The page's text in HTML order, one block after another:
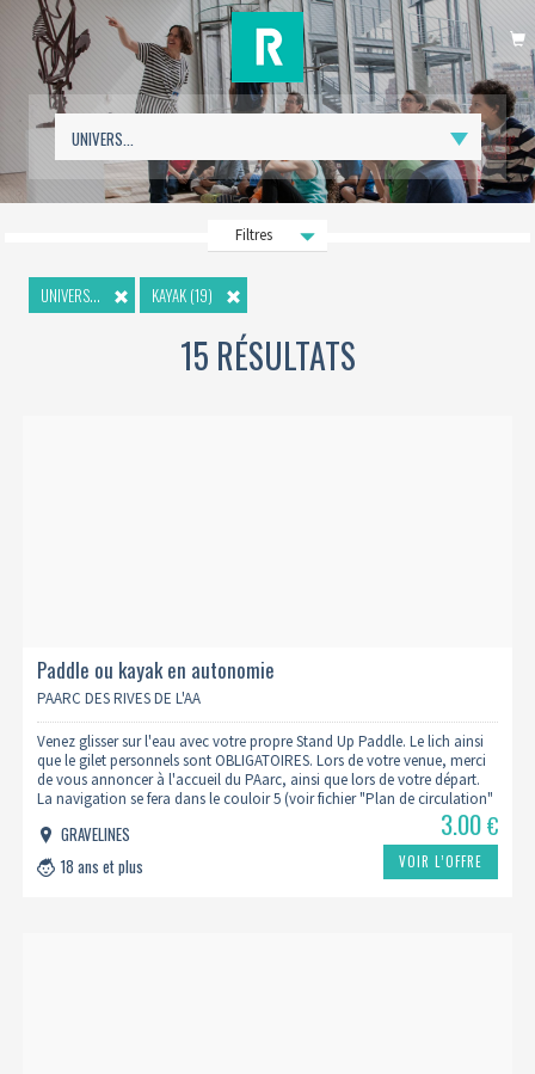
Filtres
UNIVERS... KAYAK (19)
15 RÉSULTATS
Paddle ou kayak en autonomie
PAARC DES RIVES DE L'AA
Venez glisser sur l'eau avec votre propre Stand Up Paddle. Le lich ainsi
que le gilet personnels sont OBLIGATOIRES. Lors de votre venue, merci
de vous annoncer à l'accueil du PAarc, ainsi que lors de votre départ.
La navigation se fera dans le couloir 5 (voir fichier "Plan de circulation"
GRAVELINES
18 ans et plus
3.00€
VOIR L’OFFRE